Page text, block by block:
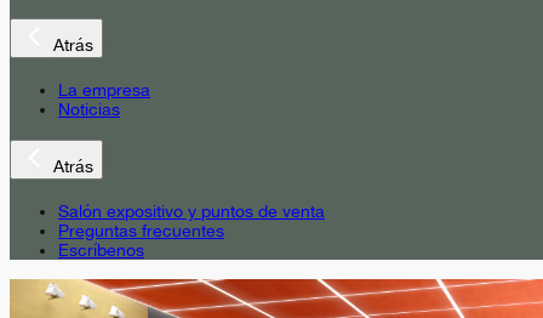
Atrás
La empresa
Noticias
Atrás
Salón expositivo y puntos de venta
Preguntas frecuentes
Escríbenos